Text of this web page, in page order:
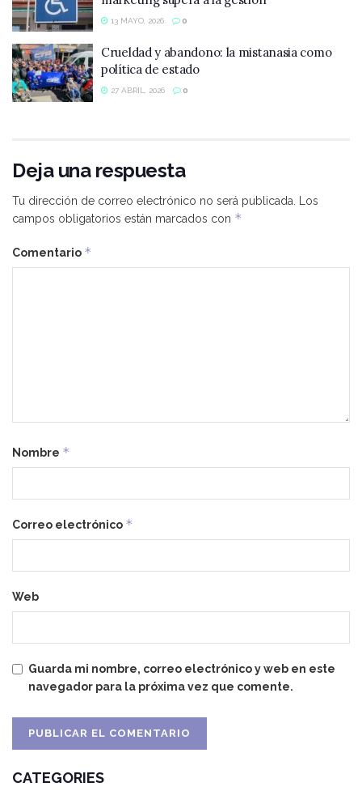
13 MAYO, 2026 0
Crueldad y abandono: la mistanasia como
política de estado
27 ABRIL, 2026 0
Deja una respuesta
Tu dirección de correo electrónico no será publicada.
Los
campos obligatorios están marcados con *
Comentario *
Nombre *
Correo electrónico *
Web
Guarda mi nombre, correo electrónico y web en este
navegador para la próxima vez que comente.
CATEGORIES